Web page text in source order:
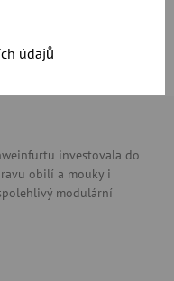
údajů
investovala do
obilí a mouky i
modulární